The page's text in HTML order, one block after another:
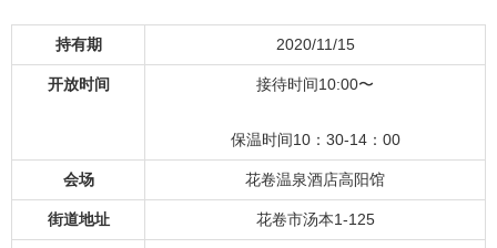
持有期 2020/11/15
开放时间 接待时间10:00〜
保温时间10：30-14：00
会场 花卷温泉酒店高阳馆
街道地址 花卷市汤本1-125